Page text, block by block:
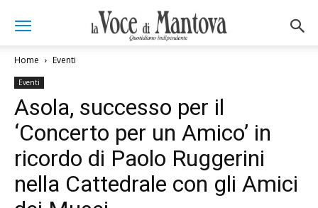
Home Eventi
Eventi
Asola, successo per il
‘Concerto per un Amico’ in
ricordo di Paolo Ruggerini
nella Cattedrale con gli Amici